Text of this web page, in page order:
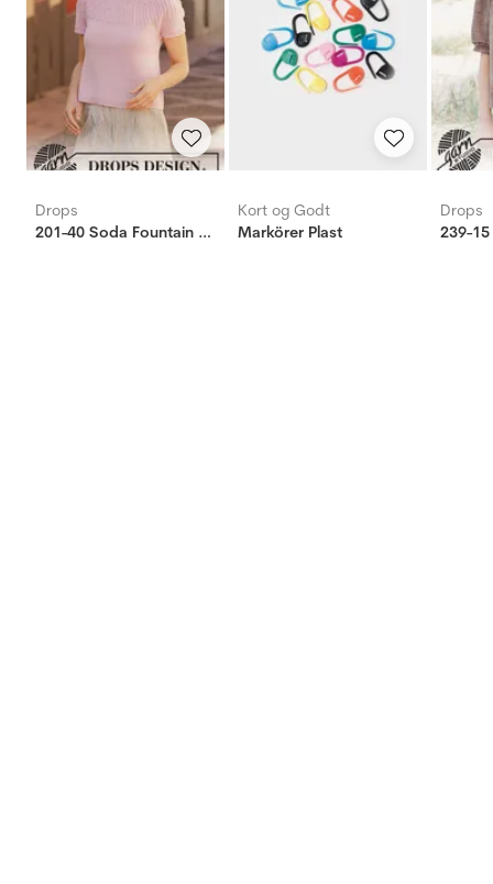
Drops
201-40 Soda Fountain topp
Kort og Godt
Markörer Plast
Drops